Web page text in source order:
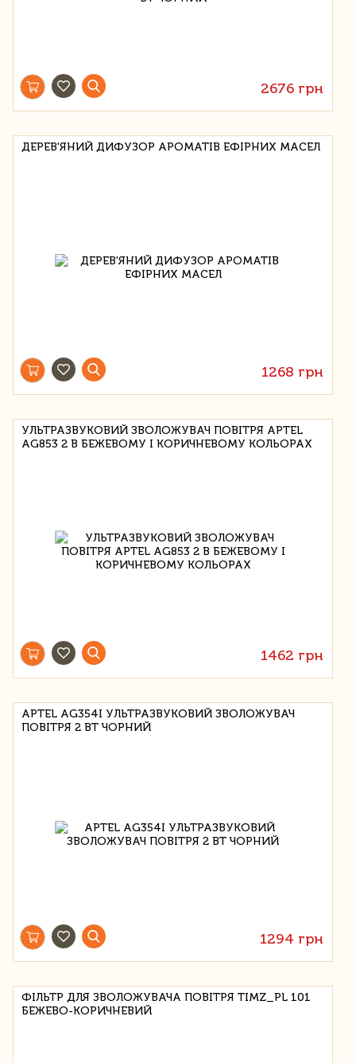
2676 грн
ДЕРЕВ'ЯНИЙ ДИФУЗОР АРОМАТІВ ЕФІРНИХ МАСЕЛ
1268 грн
УЛЬТРАЗВУКОВИЙ ЗВОЛОЖУВАЧ ПОВІТРЯ APTEL
AG853 2 В БЕЖЕВОМУ І КОРИЧНЕВОМУ КОЛЬОРАХ
1462 грн
APTEL AG354I УЛЬТРАЗВУКОВИЙ ЗВОЛОЖУВАЧ
ПОВІТРЯ 2 ВТ ЧОРНИЙ
1294 грн
ФІЛЬТР ДЛЯ ЗВОЛОЖУВАЧА ПОВІТРЯ TIMZ_PL 101
БЕЖЕВО-КОРИЧНЕВИЙ